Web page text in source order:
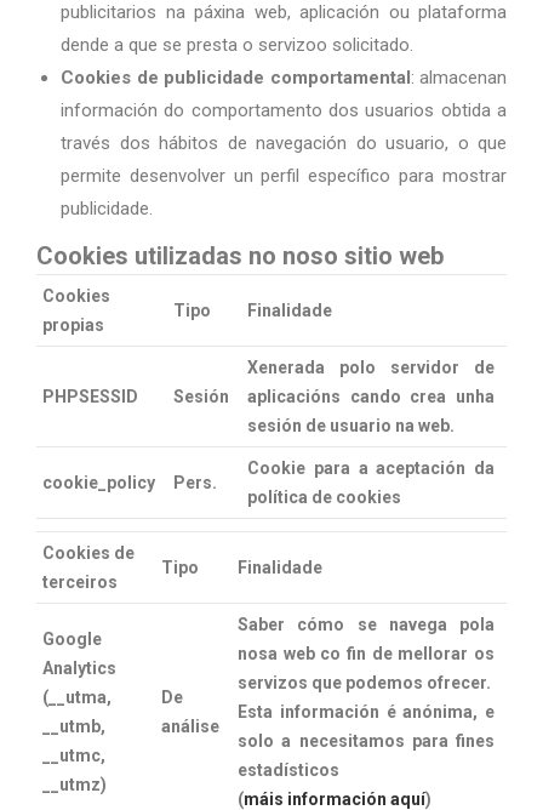
publicitarios na páxina web, aplicación ou plataforma
dende a que se presta o servizoo solicitado.
Cookies de publicidade comportamental: almacenan
información do comportamento dos usuarios obtida a
través dos hábitos de navegación do usuario, o que
permite desenvolver un perfil específico para mostrar
publicidade.
Cookies utilizadas no noso sitio web
Cookies
propias
Tipo Finalidade
PHPSESSID Sesión
Xenerada polo servidor de
aplicacións cando crea unha
sesión de usuario na web.
cookie_policy Pers.
Cookie para a aceptación da
política de cookies
Cookies de
terceiros
Tipo Finalidade
Google
Analytics
(__utma,
__utmb,
__utmc,
__utmz)
De
análise
Saber cómo se navega pola
nosa web co fin de mellorar os
servizos que podemos ofrecer.
Esta información é anónima, e
solo a necesitamos para fines
estadísticos
(máis información aquí)